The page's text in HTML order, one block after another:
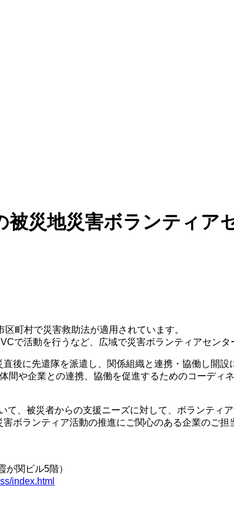
災地災害ボランティア
町村で災害救助法が適用されています。
で活動を行うなど、広域で災害ボランティアセン
後に先遣隊を派遣し、関係組織と連携・協働し開
間や企業との連携、協働を促進するためのコーディ
、被災者からの支援ニーズに対して、ボランティ
ボランティア活動の推進にご関心のある企業のご
関ビル5階）
index.html